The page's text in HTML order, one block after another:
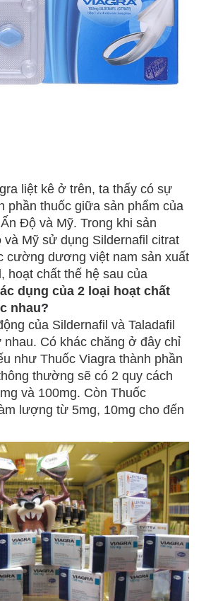
liệt kê ở trên, ta thấy có sự
phần thuốc giữa sản phẩm của
Độ và Mỹ. Trong khi sản
và Mỹ sử dụng Sildernafil citrat
cường dương việt nam sản xuất
hoạt chất thế hệ sau của
dụng của 2 loại hoạt chất
nhau?
của Sildernafil và Taladafil
Có khác chăng ở đây chỉ
như Thuốc Viagra thành phần
thường sẽ có 2 quy cách
và 100mg. Còn Thuốc
lượng từ 5mg, 10mg cho đến